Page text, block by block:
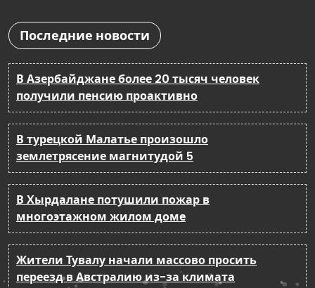
Последние новости
В Азербайджане более 20 тысяч человек
получили пенсию проактивно
В турецкой Малатье произошло
землетрясение магнитудой 5
В Хырдалане потушили пожар в
многоэтажном жилом доме
Жители Тувалу начали массово просить
переезд в Австралию из-за климата